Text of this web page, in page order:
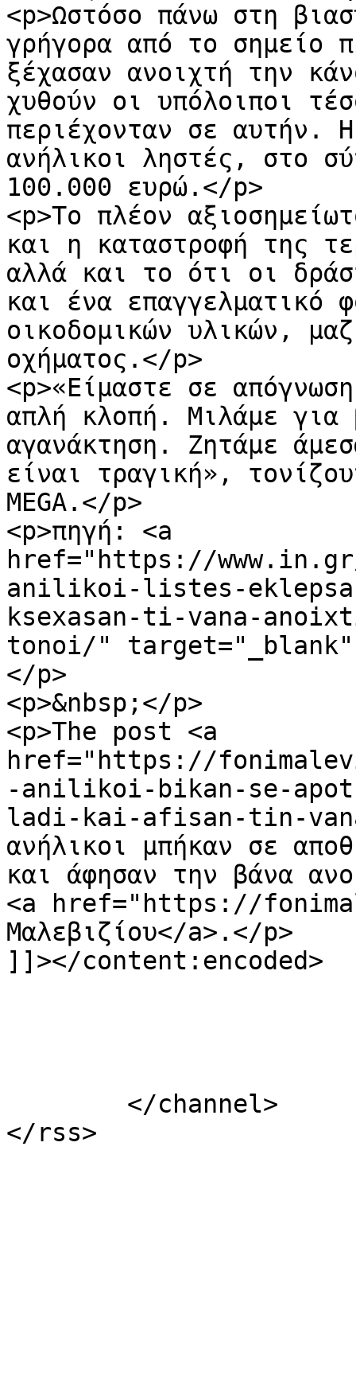
<p>Ωστόσο πάνω στη
γρήγορα από το σημείο
ξέχασαν ανοιχτή την
χυθούν οι υπόλοιποι
περιέχονταν σε αυτήν.
ανήλικοι ληστές, στο
100.000 ευρώ.</p>
<p>Το πλέον
και η καταστροφή της
αλλά και το ότι οι
και ένα επαγγελματικό
οικοδομικών υλικών,
οχήματος.</p>
<p>«Είμαστε σε
απλή κλοπή. Μιλάμε για
αγανάκτηση. Ζητάμε
είναι τραγική»,
MEGA.</p>
<p>πηγή: <a
href="https://
anilikoi-listes-
ksexasan-ti-vana-
tonoi/"
</p>
<p>&nbsp;</p>
<p>The post <a
href="https://
-anilikoi-bikan-se-
ladi-kai-afisan-tin-
ανήλικοι μπήκαν σε
και άφησαν την βάνα
<a href="https://
Μαλεβιζίου</a>.</p>
]]></content:encoded>